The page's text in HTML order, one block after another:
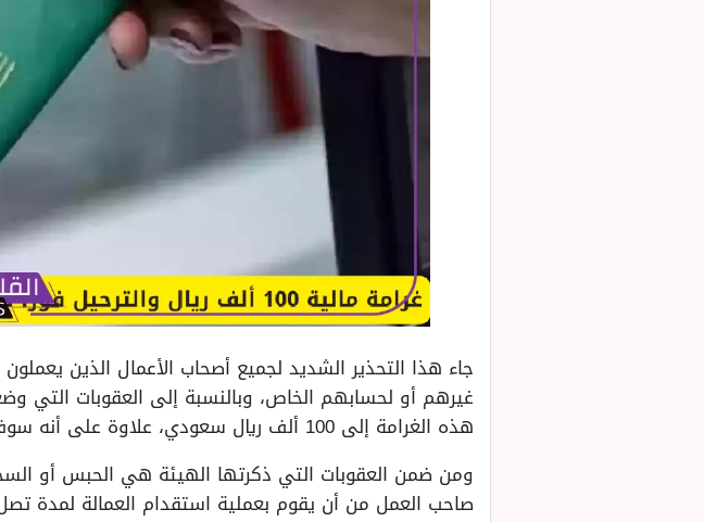
جاء هذا التحذير الشديد لجميع أصحاب الأعمال الذين
غيرهم أو لحسابهم الخاص، وبالنسبة إلى العقوبات
هذه الغرامة إلى 100 ألف ريال سعودي، علاوة على أنه سوف يتم ترحيل ذلك الشخص المخالف إلى خارج البلاد.
صاحب العمل من أن يقوم بعملية استقدام العمالة لمدة تصل إلى 5